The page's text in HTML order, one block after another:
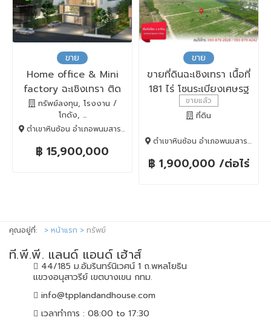
ขาย
Home office & Mini
factory ฉะเชิงเทรา ติด
ถนน 304
ทรัพย์ลงทุน, โรงงาน /
โกดัง, ...
ตำเขาหินซ้อน อำเภอพนมสารคาม, พนมสารคาม, Chachoengsao, 24120
฿ 15,900,000
ขาย
ขายที่ดินฉะเชิงเทรา เนื้อที่
181 ไร่ โซนระเบียงเศษรฐ
กิจ EEC ภาคตะวันออก
ขายแล้ว
ที่ดิน
ตำเขาหินซ้อน อำเภอพนมสารคาม, พนมสารคาม, Chachoengsao, 24120
฿ 1,900,000 /ต่อไร่
คุณอยู่ที่: หน้าแรก ทรัพย์
ที.พี.พี. แลนด์ แอนด์ เฮ้าส์
44/185 ม.อัมรินทร์นิเวศน์ 1 ถ.พหลโยธิน
แขวงอนุสาวรีย์ เขตบางเขน กทม.
info@tpplandandhouse.com
เวลาทำการ : 08:00 to 17:30